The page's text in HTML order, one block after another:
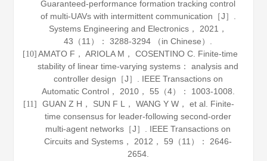
Guaranteed-performance formation tracking control
of multi-UAVs with intermittent communication［J］.
Systems Engineering and Electronics ， 2021 ，
43 （11）： 3288-3294 （in Chinese）.
[10] AMATO F， ARIOLA M， COSENTINO C. Finite-time
stability of linear time-varying systems： analysis and
controller design［J］. IEEE Transactions on
Automatic Control， 2010， 55 （4）： 1003-1008.
[11]
GUAN Z H， SUN F L， WANG Y W， et al. Finite-
time consensus for leader-following second-order
multi-agent networks［J］. IEEE Transactions on
Circuits and Systems ， 2012 ， 59 （11）： 2646-
2654.